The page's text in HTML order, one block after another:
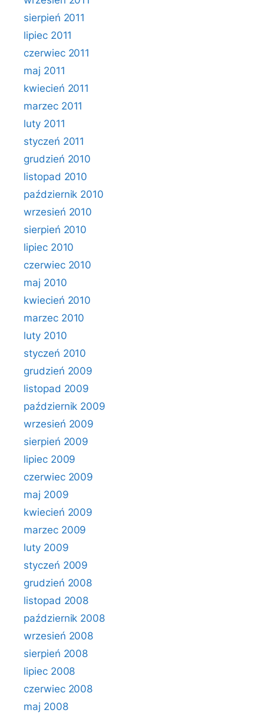
sierpień 2011
lipiec 2011
czerwiec 2011
maj 2011
kwiecień 2011
marzec 2011
luty 2011
styczeń 2011
grudzień 2010
listopad 2010
październik 2010
wrzesień 2010
sierpień 2010
lipiec 2010
czerwiec 2010
maj 2010
kwiecień 2010
marzec 2010
luty 2010
styczeń 2010
grudzień 2009
listopad 2009
październik 2009
wrzesień 2009
sierpień 2009
lipiec 2009
czerwiec 2009
maj 2009
kwiecień 2009
marzec 2009
luty 2009
styczeń 2009
grudzień 2008
listopad 2008
październik 2008
wrzesień 2008
sierpień 2008
lipiec 2008
czerwiec 2008
maj 2008